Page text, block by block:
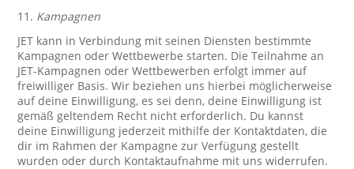
11. Kampagnen
JET kann in Verbindung mit seinen Diensten bestimmte
Kampagnen oder Wettbewerbe starten. Die Teilnahme an
JET-Kampagnen oder Wettbewerben erfolgt immer auf
freiwilliger Basis. Wir beziehen uns hierbei möglicherweise
auf deine Einwilligung, es sei denn, deine Einwilligung ist
gemäß geltendem Recht nicht erforderlich. Du kannst
deine Einwilligung jederzeit mithilfe der Kontaktdaten, die
dir im Rahmen der Kampagne zur Verfügung gestellt
wurden oder durch Kontaktaufnahme mit uns widerrufen.